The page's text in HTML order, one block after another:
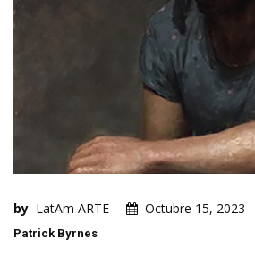
by LatAm ARTE Octubre 15, 2023
Patrick Byrnes